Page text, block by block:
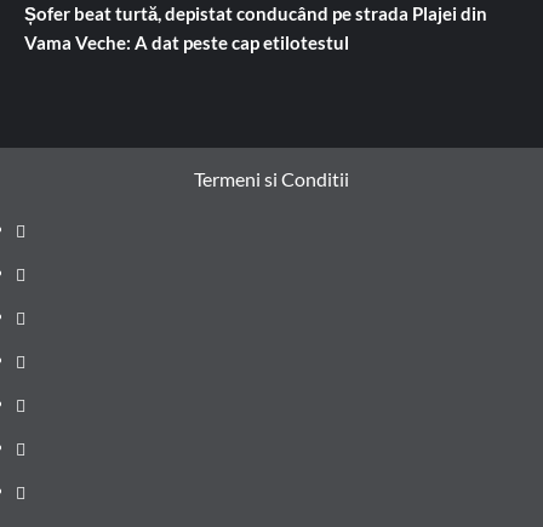
Șofer beat turtă, depistat conducând pe strada Plajei din
Vama Veche: A dat peste cap etilotestul
Termeni si Conditii
Prima
pagină
Știri
de
ultima
Administrație
locală
Actualitate
Justiție
Cultura
Sănătate